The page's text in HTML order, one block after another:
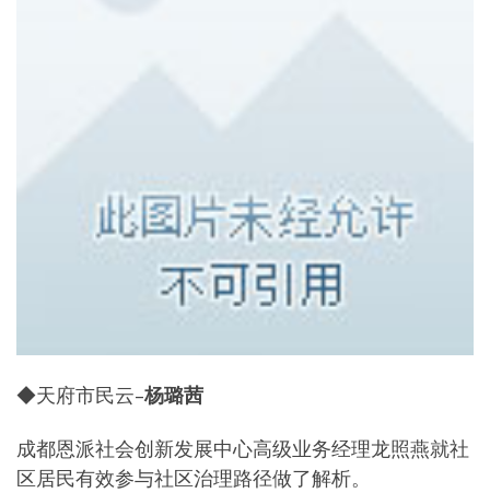
◆天府市民云–杨璐茜
成都恩派社会创新发展中心高级业务经理龙照燕就社
区居民有效参与社区治理路径做了解析。